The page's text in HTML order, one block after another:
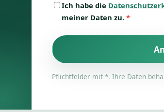
Ich habe die
meiner Daten zu. *
Pflichtfelder mit *. Ihre Daten